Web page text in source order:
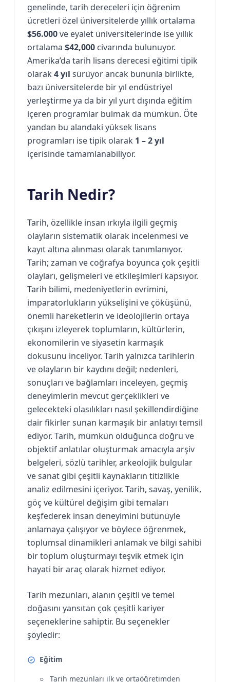
genelinde, tarih dereceleri için öğrenim
ücretleri özel üniversitelerde yıllık ortalama
$56.000ve eyalet üniversitelerinde ise yıllık
ortalama $42,000 civarında bulunuyor.
Amerika’da tarih lisans derecesi eğitimi tipik
olarak 4 yıl sürüyor ancak bununla birlikte,
bazı üniversitelerde bir yıl endüstriyel
yerleştirme ya da bir yıl yurt dışında eğitim
içeren programlar bulmak da mümkün. Öte
yandan bu alandaki yüksek lisans
programları ise tipik olarak 1 – 2yıl
içerisinde tamamlanabiliyor.
Tarih Nedir?
Tarih, özellikle insan ırkıyla ilgili geçmiş
olayların sistematik olarak incelenmesi ve
kayıt altına alınması olarak tanımlanıyor.
Tarih; zaman ve coğrafya boyunca çok çeşitli
olayları, gelişmeleri ve etkileşimleri kapsıyor.
Tarih bilimi, medeniyetlerin evrimini,
imparatorlukların yükselişini ve çöküşünü,
önemli hareketlerin ve ideolojilerin ortaya
çıkışını izleyerek toplumların, kültürlerin,
ekonomilerin ve siyasetin karmaşık
dokusunu inceliyor. Tarih yalnızca tarihlerin
ve olayların bir kaydını değil; nedenleri,
sonuçları ve bağlamları inceleyen, geçmiş
deneyimlerin mevcut gerçeklikleri ve
gelecekteki olasılıkları nasıl şekillendirdiğine
dair fikirler sunan karmaşık bir anlatıyı temsil
ediyor. Tarih, mümkün olduğunca doğru ve
objektif anlatılar oluşturmak amacıyla arşiv
belgeleri, sözlü tarihler, arkeolojik bulgular
ve sanat gibi çeşitli kaynakların titizlikle
analiz edilmesini içeriyor. Tarih, savaş, yenilik,
göç ve kültürel değişim gibi temaları
keşfederek insan deneyimini bütünüyle
anlamaya çalışıyor ve böylece öğrenmek,
toplumsal dinamikleri anlamak ve bilgi sahibi
bir toplum oluşturmayı teşvik etmek için
hayati bir araç olarak hizmet ediyor.
Tarih mezunları, alanın çeşitli ve temel
doğasını yansıtan çok çeşitli kariyer
seçeneklerine sahiptir. Bu seçenekler
şöyledir:
Eğitim
Tarih mezunları ilk ve ortaöğretimden